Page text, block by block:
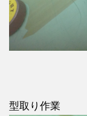
型取り作業